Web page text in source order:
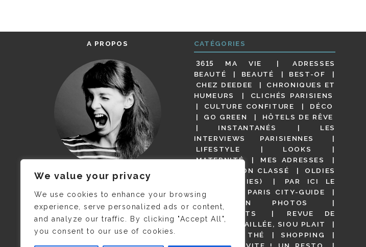
We value your privacy
We use cookies to enhance your browsing
experience, serve personalized ads or content,
and analyze our traffic. By clicking "Accept All",
you consent to our use of cookies.
A PROPOS
JE M’APPELLE DELPHINE MAIS
C’EST ©CAMILLE COLLIN QUI A
PRIS CETTE PHOTO !
CATÉGORIES
3615 MA VIE
ADRESSES
BEAUTÉ
BEAUTÉ
BEST-OF
CHEZ DEEDEE
CHRONIQUES ET
HUMEURS
CLICHÉS PARISIENS
CULTURE CONFITURE
DÉCO
GO GREEN
HÔTELS DE RÊVE
INSTANTANÉS
LES
INTERVIEWS PARISIENNES
LIFESTYLE
LOOKS
MATERNITÉ
MES ADRESSES
NON CLASSÉ
OLDIES
(BUT GOODIES)
PAR ICI LE
MAGOT !
PARIS CITY-GUIDE
PARIS EN PHOTOS
RESTAURANTS
REVUE DE
PRESSE DÉTAILLÉE, SIOU PLAIT
SALONS DE THÉ
SHOPPING
VIDÉOS
VITE ! UN RESTO